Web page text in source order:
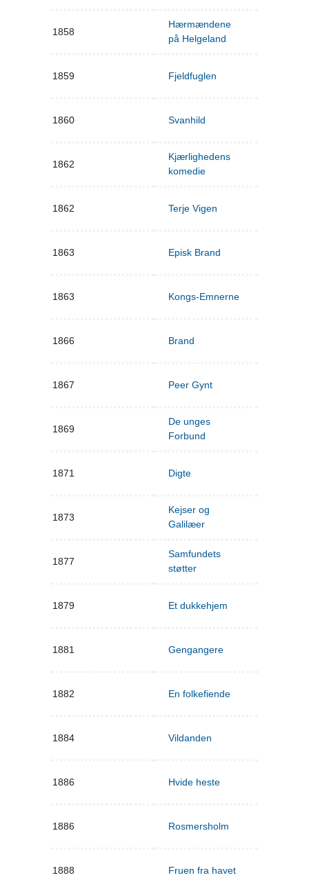
1858
Hærmændene
på Helgeland
1859 Fjeldfuglen
1860 Svanhild
1862
Kjærlighedens
komedie
1862 Terje Vigen
1863 Episk Brand
1863 Kongs-Emnerne
1866 Brand
1867 Peer Gynt
1869
De unges
Forbund
1871 Digte
1873
Kejser og
Galilæer
1877
Samfundets
støtter
1879 Et dukkehjem
1881 Gengangere
1882 En folkefiende
1884 Vildanden
1886 Hvide heste
1886 Rosmersholm
1888 Fruen fra havet